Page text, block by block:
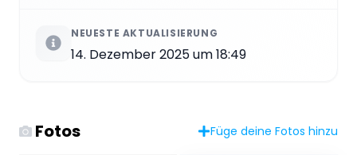
NEUESTE AKTUALISIERUNG
14. Dezember 2025 um 18:49
Fotos Füge deine Fotos hinzu